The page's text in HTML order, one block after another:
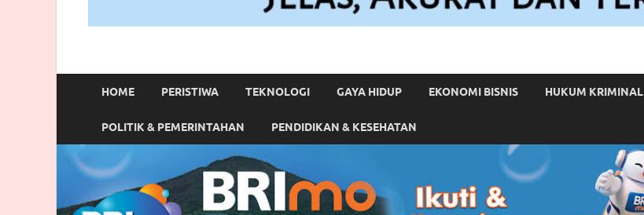
RANBITV.COM
HOME PERISTIWA TEKNOLOGI GAYA HIDUP EKONOMI BISNIS HUKUM KRIMINAL
POLITIK & PEMERINTAHAN PENDIDIKAN & KESEHATAN